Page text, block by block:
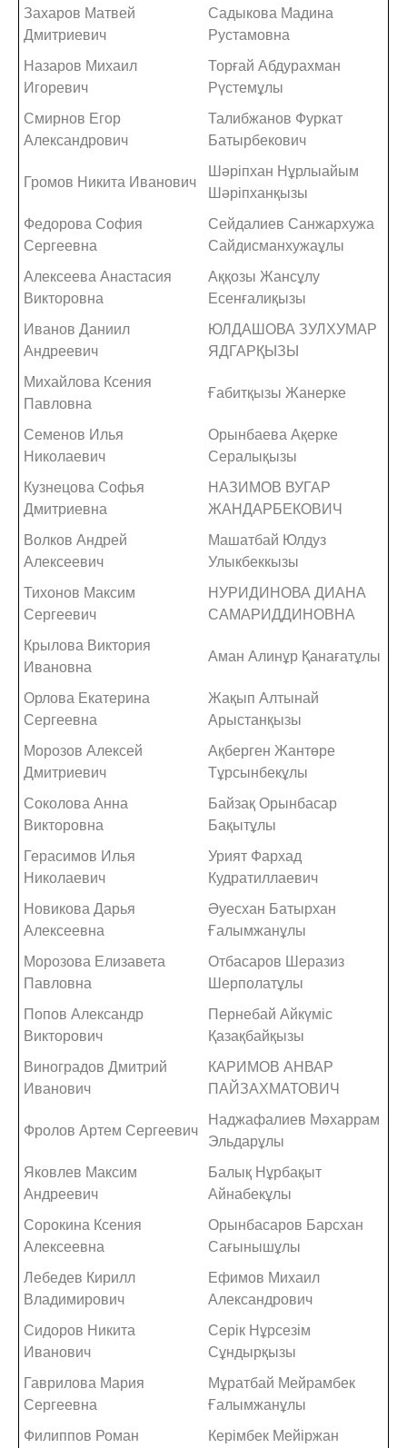
Захаров Матвей
Дмитриевич
Садыкова Мадина
Рустамовна
Назаров Михаил
Игоревич
Торғай Абдурахман
Рүстемұлы
Смирнов Егор
Александрович
Талибжанов Фуркат
Батырбекович
Громов Никита Иванович
Шәріпхан Нұрлыайым
Шәріпханқызы
Федорова София
Сергеевна
Сейдалиев Санжархужа
Сайдисманхужаұлы
Алексеева Анастасия
Викторовна
Аққозы Жансұлу
Есенғалиқызы
Иванов Даниил
Андреевич
ЮЛДАШОВА ЗУЛХУМАР
ЯДГАРҚЫЗЫ
Михайлова Ксения
Павловна
Ғабитқызы Жанерке
Семенов Илья
Николаевич
Орынбаева Ақерке
Сералықызы
Кузнецова Софья
Дмитриевна
НАЗИМОВ ВУГАР
ЖАНДАРБЕКОВИЧ
Волков Андрей
Алексеевич
Машатбай Юлдуз
Улыкбеккызы
Тихонов Максим
Сергеевич
НУРИДИНОВА ДИАНА
САМАРИДДИНОВНА
Крылова Виктория
Ивановна
Аман Алинұр Қанағатұлы
Орлова Екатерина
Сергеевна
Жақып Алтынай
Арыстанқызы
Морозов Алексей
Дмитриевич
Ақберген Жантөре
Тұрсынбекұлы
Соколова Анна
Викторовна
Байзақ Орынбасар
Бақытұлы
Герасимов Илья
Николаевич
Урият Фархад
Кудратиллаевич
Новикова Дарья
Алексеевна
Әуесхан Батырхан
Ғалымжанұлы
Морозова Елизавета
Павловна
Отбасаров Шеразиз
Шерполатұлы
Попов Александр
Викторович
Пернебай Айкүміс
Қазақбайқызы
Виноградов Дмитрий
Иванович
КАРИМОВ АНВАР
ПАЙЗАХМАТОВИЧ
Фролов Артем Сергеевич
Наджафалиев Мәхаррам
Эльдарұлы
Яковлев Максим
Андреевич
Балық Нұрбақыт
Айнабекұлы
Сорокина Ксения
Алексеевна
Орынбасаров Барсхан
Сағынышұлы
Лебедев Кирилл
Владимирович
Ефимов Михаил
Александрович
Сидоров Никита
Иванович
Серік Нұрсезім
Сұндырқызы
Гаврилова Мария
Сергеевна
Мұратбай Мейрамбек
Ғалымжанұлы
Филиппов Роман
Керімбек Мейіржан